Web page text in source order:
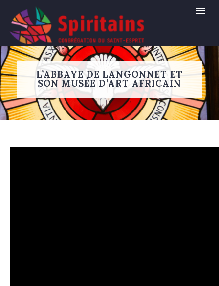
L’ABBAYE DE LANGONNET ET
SON MUSÉE D’ART AFRICAIN